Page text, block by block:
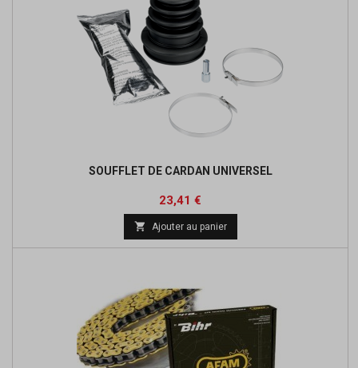
SOUFFLET DE CARDAN UNIVERSEL
Prix
23,41 €
base
 Ajouter au panier